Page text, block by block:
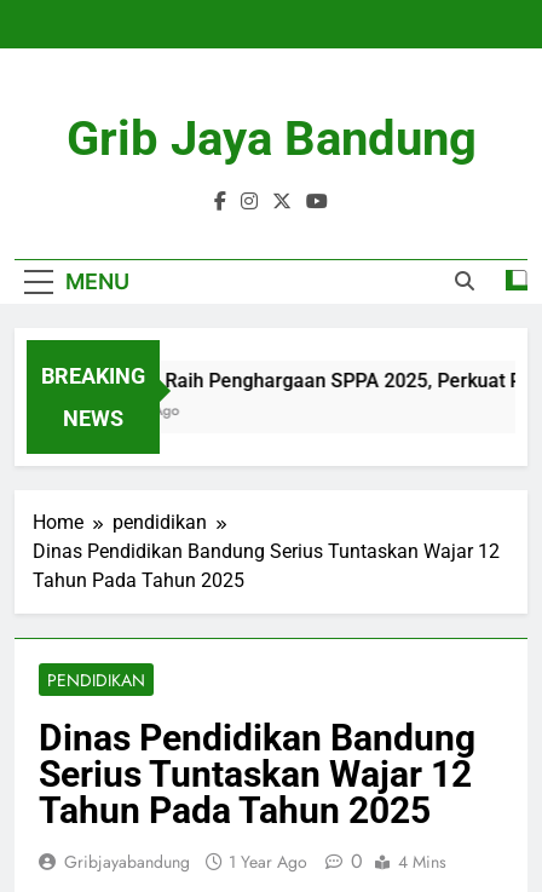
Grib Jaya Bandung
MENU
BREAKING
NEWS
bank bjb Raih Penghargaan SPPA 2025, Perkuat
4 Months Ago
Home
pendidikan
Dinas Pendidikan Bandung Serius Tuntaskan Wajar 12
Tahun Pada Tahun 2025
PENDIDIKAN
Dinas Pendidikan Bandung
Serius Tuntaskan Wajar 12
Tahun Pada Tahun 2025
Gribjayabandung 1 Year Ago 0 4 Mins